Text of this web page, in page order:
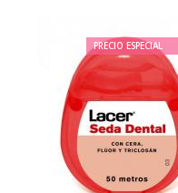
PRECIO ESPECIAL